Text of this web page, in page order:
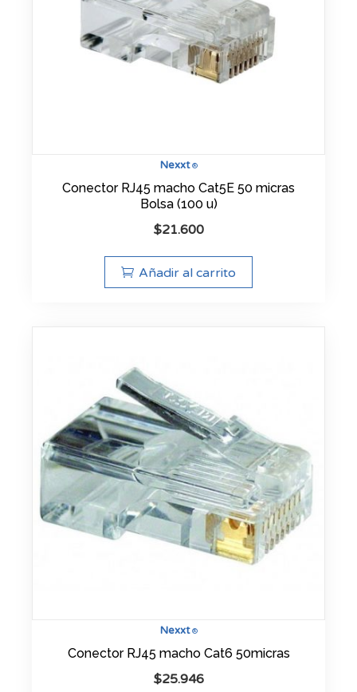
Nexxt®
Conector RJ45 macho Cat5E 50 micras
Bolsa (100 u)
$21.600
Añadir al carrito
Nexxt®
Conector RJ45 macho Cat6 50micras
$25.946